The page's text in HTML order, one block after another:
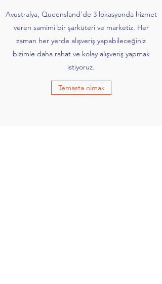
Avustralya, Queensland'de 3 lokasyonda hizmet
veren samimi bir şarküteri ve marketiz. Her
zaman her yerde alışveriş yapabileceğiniz
bizimle daha rahat ve kolay alışveriş yapmak
istiyoruz.
Temasta olmak